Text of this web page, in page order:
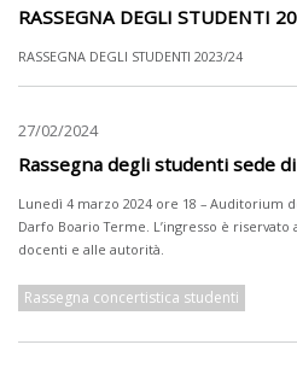
RASSEGNA DEGLI STUDENTI
RASSEGNA DEGLI STUDENTI 2023/24
27/02/2024
Rassegna degli studenti sede
Lunedì 4 marzo 2024 ore 18 – Auditorium
Darfo Boario Terme. L’ingresso è
docenti e alle autorità.
Rassegna concertistica studenti